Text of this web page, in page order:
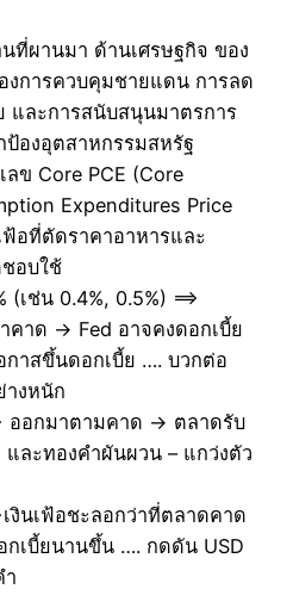
ที่ผานมา ด้านเศรษฐกิจ ของ
งการควบคุมชายแดน การลด
และการสนับสนุนมาตรการ
องอุตสาหกรรมสหรัฐ
ข Core PCE (Core
Expenditures Price
ฟ้อที่ตัดราคาอาหารและ
อบใช้
(เช่น 0.4%, 0.5%) ==>
คาด → Fed อาจคงดอกเบี้ย
าสขึ้นดอกเบี้ย …. บวกต่อ
างหนัก
ออกมาตามคาด → ตลาดรับ
ละทองคำผันผวน – แกว่งตัว
เงินเฟ้อชะลอกว่าที่ตลาดคาด
กเบี้ยนานขึ้น …. กดดัน USD